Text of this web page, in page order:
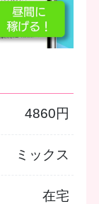
4860円
ミックス
在宅